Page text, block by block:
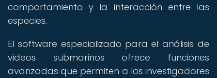
comportamiento y la interacción entre las
especies.
El software especializado para el análisis de
videos submarinos ofrece funciones
avanzadas que permiten a los investigadores